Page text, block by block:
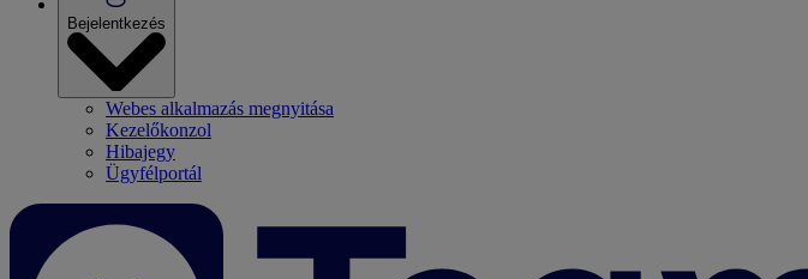
Bejelentkezés
Webes alkalmazás megnyitása
Kezelőkonzol
Hibajegy
Ügyfélportál